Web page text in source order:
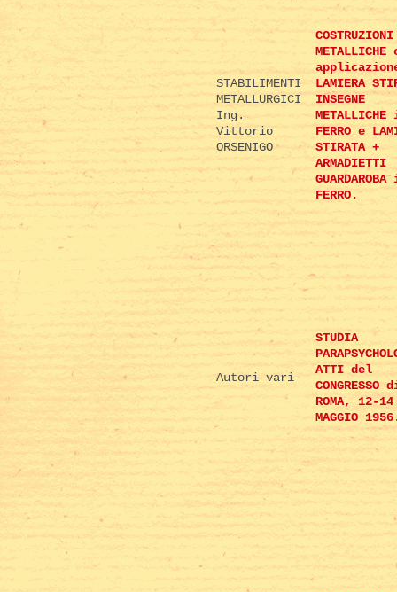
STABILIMENTI
METALLURGICI
Ing.
Vittorio
ORSENIGO
COSTRUZIONI
METALLICHE
LAMIERA
INSEGNE
METALLICHE
FERRO e
STIRATA +
ARMADIETTI
FERRO.
Autori vari
STUDIA
ATTI del
CONGRESSO
ROMA, 12-14
MAGGIO